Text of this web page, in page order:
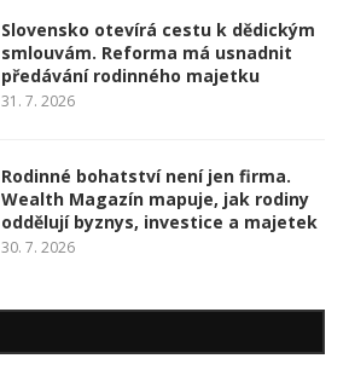
Slovensko otevírá cestu k dědickým
smlouvám. Reforma má usnadnit
předávání rodinného majetku
31. 7. 2026
Rodinné bohatství není jen firma.
Wealth Magazín mapuje, jak rodiny
oddělují byznys, investice a majetek
30. 7. 2026